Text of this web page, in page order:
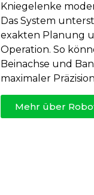
Kniegelenke
Das System
exakten Planung
Operation. So
Beinachse und
maximaler
Mehr über